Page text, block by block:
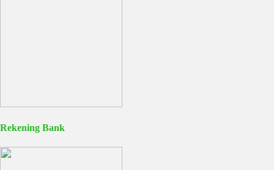
Rekening Bank